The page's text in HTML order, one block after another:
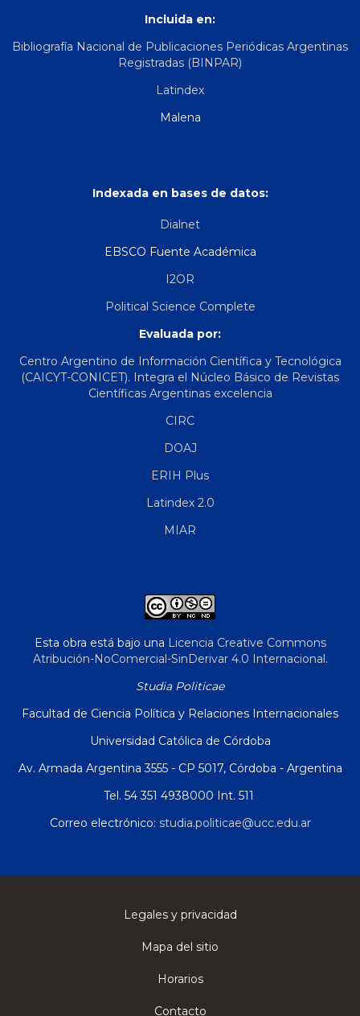
Incluida en:
Bibliografía Nacional de Publicaciones Periódicas Argentinas
Registradas (BINPAR)
Latindex
Malena
Indexada en bases de datos:
Dialnet
EBSCO Fuente Académica
I2OR
Political Science Complete
Evaluada por:
Centro Argentino de Información Científica y Tecnológica
(CAICYT-CONICET). Integra el Núcleo Básico de Revistas
Científicas Argentinas excelencia
CIRC
DOAJ
ERIH Plus
Latindex 2.0
MIAR
Esta obra está bajo una Licencia Creative Commons
Atribución-NoComercial-SinDerivar 4.0 Internacional.
Studia Politicae
Facultad de Ciencia Política y Relaciones Internacionales
Universidad Católica de Córdoba
Av. Armada Argentina 3555 - CP 5017, Córdoba - Argentina
Tel. 54 351 4938000 Int. 511
Correo electrónico: studia.politicae@ucc.edu.ar
Legales y privacidad
Mapa del sitio
Horarios
Contacto